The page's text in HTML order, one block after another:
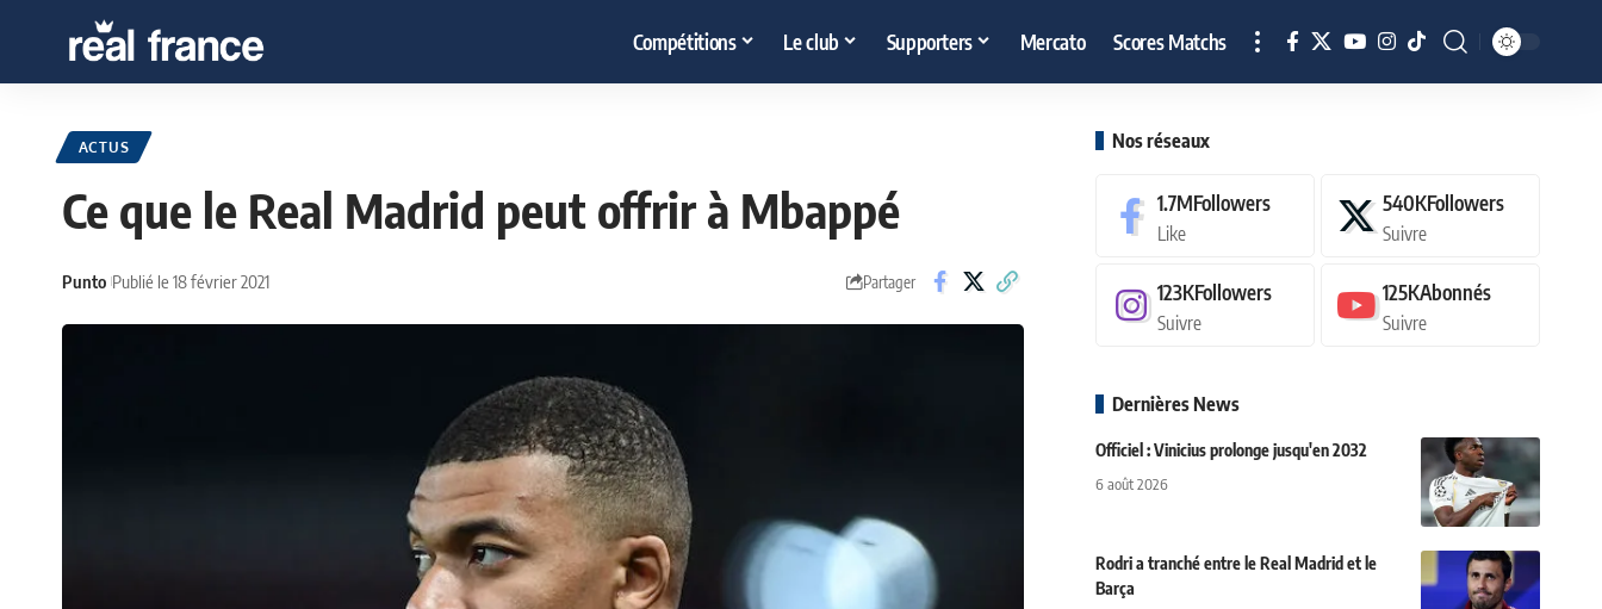
Compétitions Le club Supporters Mercato Scores Matchs
ACTUS
Ce que le Real Madrid peut offrir à Mbappé
Punto Publié le 18 février 2021 Partager
Nos réseaux
1.7MFollowers
Like
540KFollowers
Suivre
123KFollowers
Suivre
125KAbonnés
Suivre
Dernières News
Officiel : Vinicius prolonge jusqu'en 2032
6 août 2026
Rodri a tranché entre le Real Madrid et le
Barça